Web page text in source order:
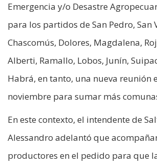
Emergencia y/o Desastre
para los partidos de San Pedro, San
Chascomús, Dolores, Magdalena,
Alberti, Ramallo, Lobos, Junín,
Habrá, en tanto, una nueva reunión
noviembre para sumar más
En este contexto, el intendente de
Alessandro adelantó que
productores en el pedido para que